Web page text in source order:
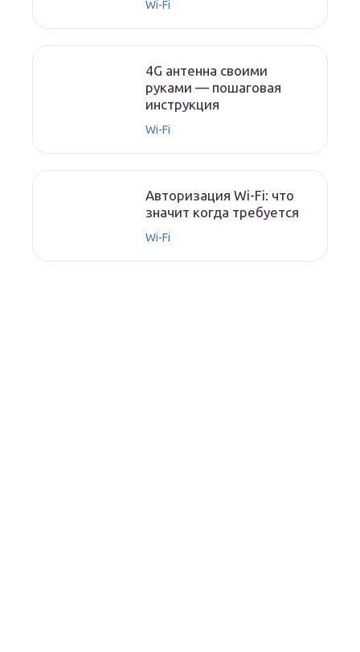
Wi-Fi
4G антенна своими
руками — пошаговая
инструкция
Wi-Fi
Авторизация Wi-Fi: что
значит когда требуется
Wi-Fi